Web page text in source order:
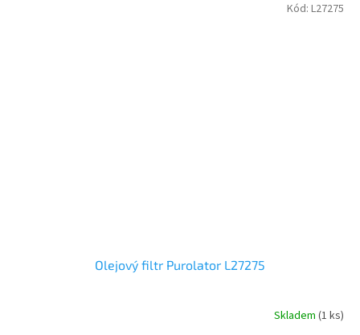
Olejový filtr Purolator L27275
Skladem (1 ks)
Kód: L27275